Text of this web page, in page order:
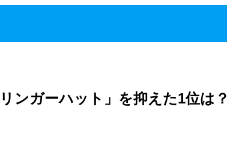
ンガーハット」を抑えた1位は？